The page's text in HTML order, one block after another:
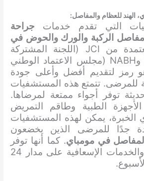
الهند للعظام والمفاصل:
التي تقدم خدمات جراحة
مفاصل الركبة والورك والحوض في
معتمدة من JCI (اللجنة المشتركة
الدولية الأمريكية) وNABH (مجلس الاعتماد الوطني
رمز لتقديم أفضل وأعلى جودة
للمرضى. تتمتع هذه المستشفيات
توفر أجواء ممتعة لمرضاها.
الطبية وطاقم التمريض
الخبرة، يمكن لهذه المستشفيات
جدًا للمرضى الذين يخضعون
في مومباي. كما أنها توفر
خدمات الطوارئ والخدمات الإسعافية على مدار 24